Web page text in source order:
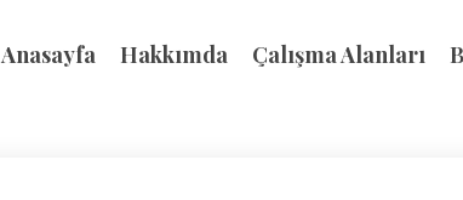
Anasayfa Hakkımda Çalışma Alanları